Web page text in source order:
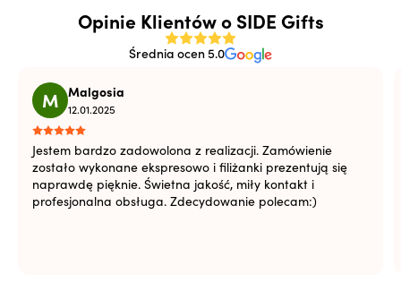
Opinie Klientów o SIDE Gifts
Średnia ocen 5.0
M Malgosia
12.01.2025
Jestem bardzo zadowolona z realizacji. Zamówienie
zostało wykonane ekspresowo i filiżanki prezentują się
naprawdę pięknie. Świetna jakość, miły kontakt i
profesjonalna obsługa. Zdecydowanie polecam:)